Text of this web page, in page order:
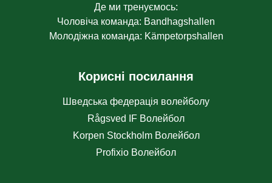
Де ми тренуємось:
Чоловіча команда: Bandhagshallen
Молодіжна команда: Kämpetorpshallen
Корисні посилання
Шведська федерація волейболу
Rågsved IF Волейбол
Korpen Stockholm Волейбол
Profixio Волейбол